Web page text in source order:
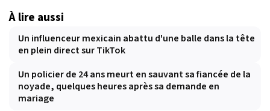
À lire aussi
Un influenceur mexicain abattu d'une balle dans la tête
en plein direct sur TikTok
Un policier de 24 ans meurt en sauvant sa fiancée de la
noyade, quelques heures après sa demande en
mariage